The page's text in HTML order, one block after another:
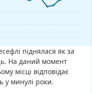
піднялася як за
На даний момент
місці відповідає
у минулі роки.